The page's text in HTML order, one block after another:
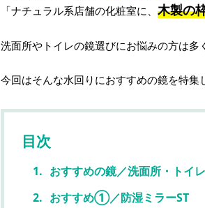
「ナチュラル系店舗の化粧室に、 木製の
洗面所やトイレの鏡選びにお悩みの方は多
今回はそんな水回りにおすすめの鏡を特集
目次
おすすめの鏡／洗面所・トイ
おすすめ①／防湿ミラーST